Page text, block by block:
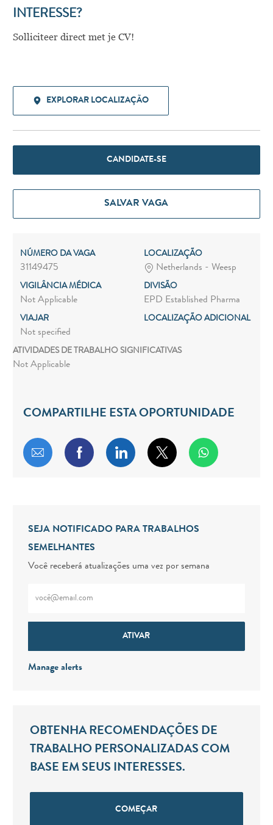
INTERESSE?
Solliciteer direct met je CV!
EXPLORAR LOCALIZAÇÃO
CANDIDATE-SE
SALVAR VAGA
NÚMERO DA VAGA
31149475
LOCALIZAÇÃO
Netherlands - Weesp
VIGILÂNCIA MÉDICA
Not Applicable
DIVISÃO
EPD Established Pharma
VIAJAR
Not specified
LOCALIZAÇÃO ADICIONAL
ATIVIDADES DE TRABALHO SIGNIFICATIVAS
Not Applicable
COMPARTILHE ESTA OPORTUNIDADE
Compartilhar por e-mail
Compartilhar via Facebook
Compartilhar via LinkedIn
Compartilhar via
SEJA NOTIFICADO PARA TRABALHOS
SEMELHANTES
Você receberá atualizações uma vez por semana
ATIVAR
Manage alerts
OBTENHA RECOMENDAÇÕES DE
TRABALHO PERSONALIZADAS COM
BASE EM SEUS INTERESSES.
COMEÇAR